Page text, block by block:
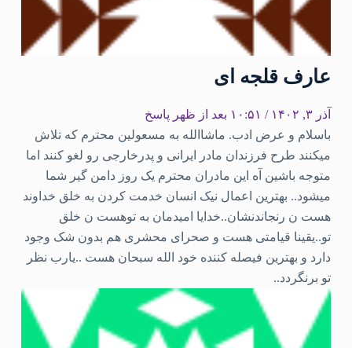
عارف قلجه ای
آذر ۳, ۱۴۰۲ / ۱۰:۵۱ بعد از ظهر
پاسخ
باسلام و عرض ادب. ماشاالله به مسعولین محترم که تلاش
میکنند طرح فرزندان مادر ایرانی و پدرخارجی رو لغو کنند اما
متوجه باشین آه این مادران محترم یک روز دامن گیر شما
میشود.. بهترین اعمال نیک انسان خدمت کردن به خلق خداوند
هست ن رنجاندنشان..خدایا امیدمان به توهست ن خلق
تو..یقینا قیامتی هست و صحرای محشری هم بدون شک وجود
دارد و بهترین فیصله کننده خود الله سبحان هست ..یارب نظر
تو برنگردد..